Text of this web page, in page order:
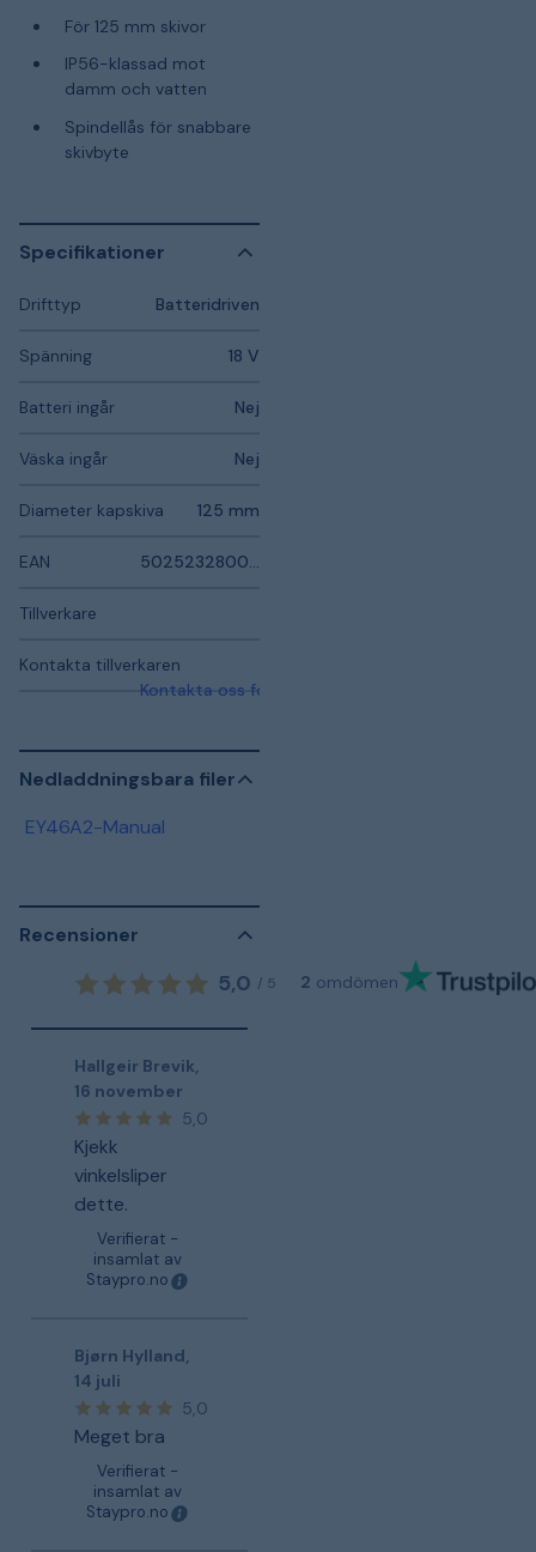
För 125 mm skivor
IP56-klassad mot
damm och vatten
Spindellås för snabbare
skivbyte
Specifikationer
Drifttyp Batteridriven
Spänning 18 V
Batteri ingår Nej
Väska ingår Nej
Diameter kapskiva 125 mm
EAN
Tillverkare
Kontakta tillverkaren
Kontakta oss för mer information
Nedladdningsbara filer
EY46A2-Manual
Recensioner
5,0 / 5 2 omdömen
Hallgeir Brevik
16 november
5,0
Kjekk
vinkelsliper
dette.
Verifierat -
insamlat av
Staypro.no
Bjørn Hylland
14 juli
5,0
Meget bra
Verifierat -
insamlat av
Staypro.no